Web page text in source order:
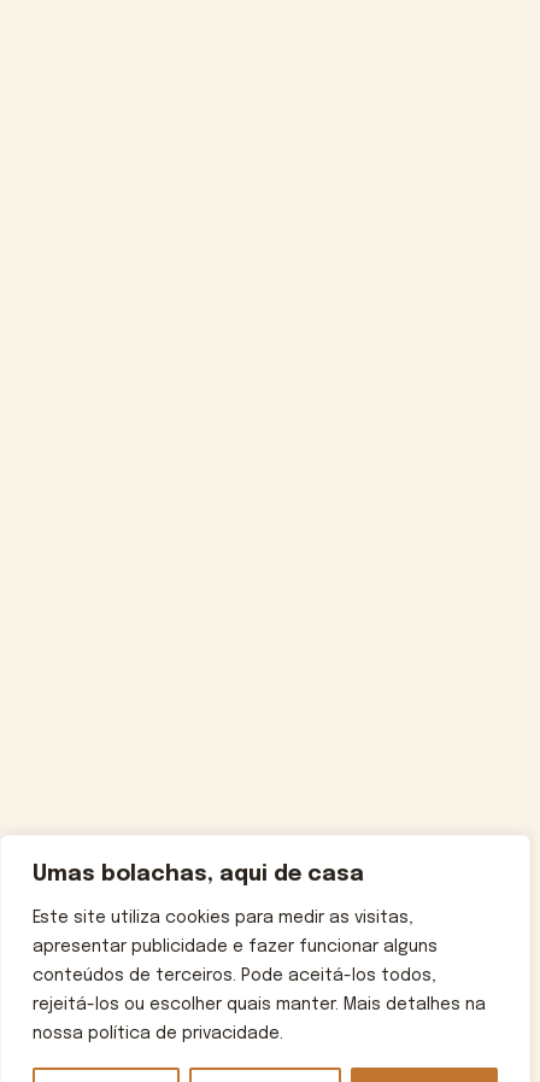
Umas bolachas, aqui de casa
Este site utiliza cookies para medir as visitas,
apresentar publicidade e fazer funcionar alguns
conteúdos de terceiros. Pode aceitá-los todos,
rejeitá-los ou escolher quais manter. Mais detalhes na
nossa política de privacidade.